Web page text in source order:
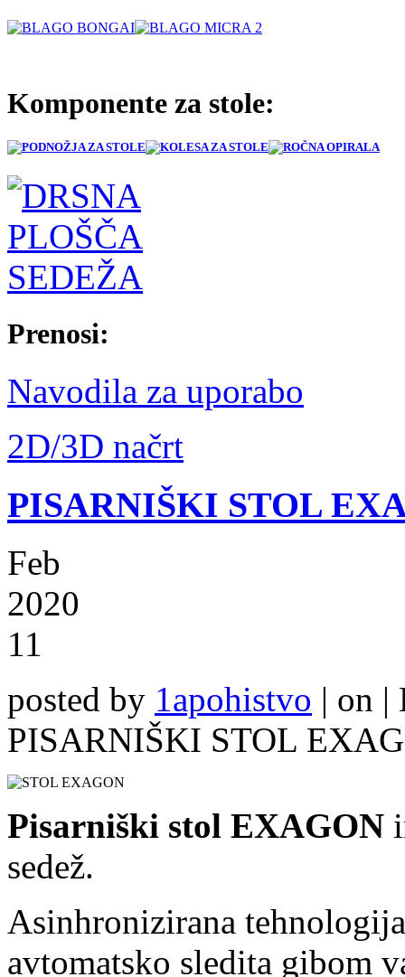
Komponente za stole:
Prenosi:
Navodila za uporabo
2D/3D načrt
PISARNIŠKI STOL
Feb
2020
11
posted by 1apohistvo | on |
PISARNIŠKI STOL
Pisarniški stol EXAGON
sedež.
Asinhronizirana
avtomatsko sledita gibom